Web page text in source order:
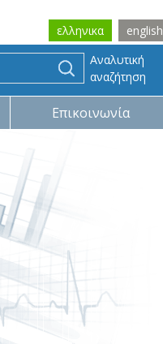
ελληνικα english
Αναλυτική
αναζήτηση
Επικοινωνία